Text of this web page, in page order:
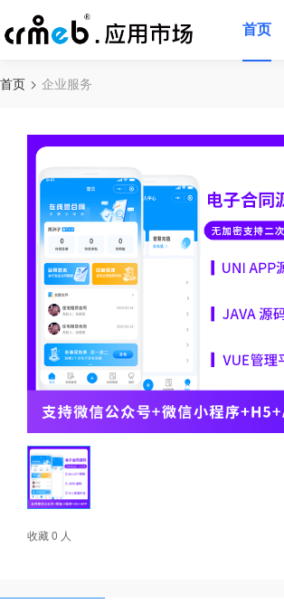
首页
首页 企业服务
收藏 0 人